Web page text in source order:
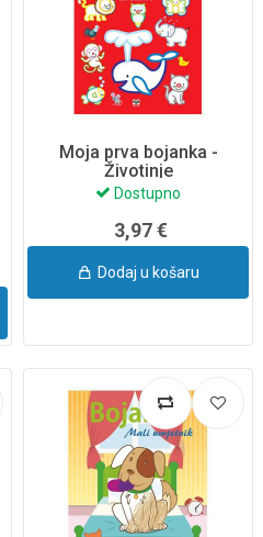
Moja prva bojanka -
Životinje
Dostupno
3,97 €
Dodaj u košaru